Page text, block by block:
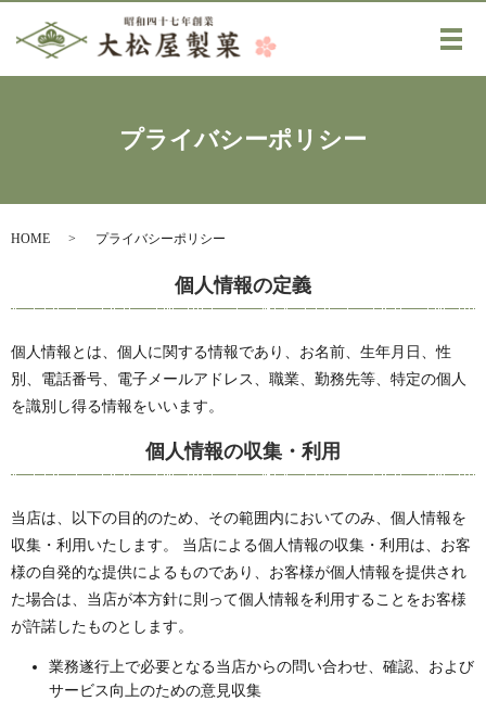
メ
プライバシーポリシー
HOME プライバシーポリシー
個人情報の定義
個人情報とは、個人に関する情報であり、お名前、生年月日、性
別、電話番号、電子メールアドレス、職業、勤務先等、特定の個人
を識別し得る情報をいいます。
個人情報の収集・利用
当店は、以下の目的のため、その範囲内においてのみ、個人情報を
収集・利用いたします。 当店による個人情報の収集・利用は、お客
様の自発的な提供によるものであり、お客様が個人情報を提供され
た場合は、当店が本方針に則って個人情報を利用することをお客様
が許諾したものとします。
業務遂行上で必要となる当店からの問い合わせ、確認、および
サービス向上のための意見収集